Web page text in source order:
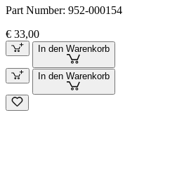
Part Number: 952-000154
€ 33,00
In den Warenkorb
In den Warenkorb